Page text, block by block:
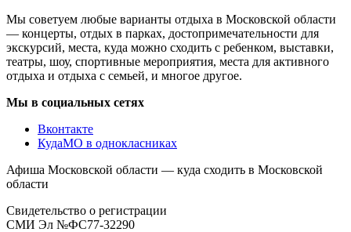
Мы советуем любые варианты отдыха в Московской области
— концерты, отдых в парках, достопримечательности для
экскурсий, места, куда можно сходить с ребенком, выставки,
театры, шоу, спортивные мероприятия, места для активного
отдыха и отдыха с семьей, и многое другое.
Мы в социальных сетях
Вконтакте
КудаМО в однокласниках
Афиша Московской области — куда сходить в Московской
области
Свидетельство о регистрации
СМИ Эл №ФС77-32290